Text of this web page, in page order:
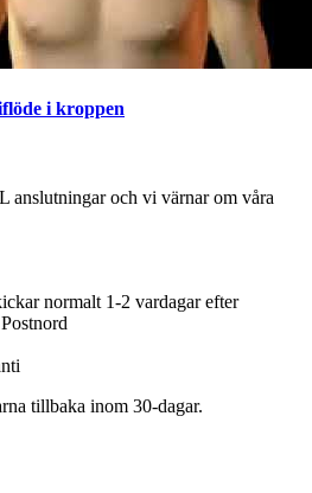
i kroppen
anslutningar och vi värnar om våra
normalt 1-2 vardagar efter
tillbaka inom 30-dagar.